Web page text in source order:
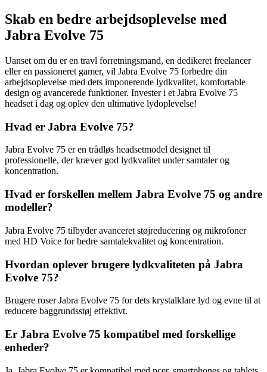
Skab en bedre arbejdsoplevelse med
Jabra Evolve 75
Uanset om du er en travl forretningsmand, en dedikeret freelancer
eller en passioneret gamer, vil Jabra Evolve 75 forbedre din
arbejdsoplevelse med dets imponerende lydkvalitet, komfortable
design og avancerede funktioner. Invester i et Jabra Evolve 75
headset i dag og oplev den ultimative lydoplevelse!
Hvad er Jabra Evolve 75?
Jabra Evolve 75 er en trådløs headsetmodel designet til
professionelle, der kræver god lydkvalitet under samtaler og
koncentration.
Hvad er forskellen mellem Jabra Evolve 75 og andre
modeller?
Jabra Evolve 75 tilbyder avanceret støjreducering og mikrofoner
med HD Voice for bedre samtalekvalitet og koncentration.
Hvordan oplever brugere lydkvaliteten på Jabra
Evolve 75?
Brugere roser Jabra Evolve 75 for dets krystalklare lyd og evne til at
reducere baggrundsstøj effektivt.
Er Jabra Evolve 75 kompatibel med forskellige
enheder?